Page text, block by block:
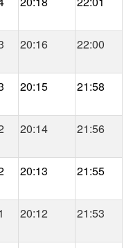
20:16 22:00
20:15 21:58
20:14 21:56
20:13 21:55
20:12 21:53